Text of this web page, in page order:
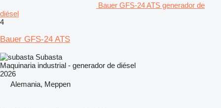
Bauer GFS-24 ATS generador de
diésel
4
Bauer GFS-24 ATS
Subasta
Maquinaria industrial - generador de diésel
2026
Alemania, Meppen